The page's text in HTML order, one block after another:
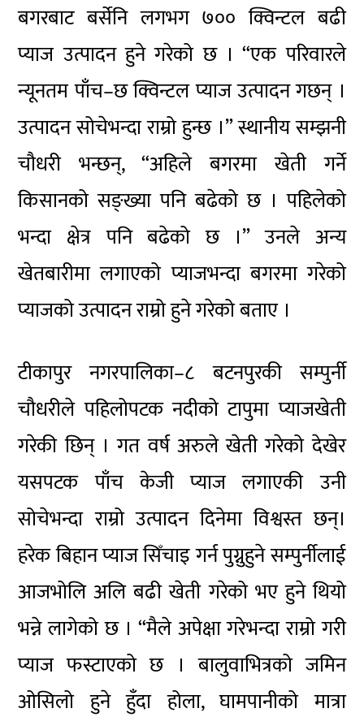
बगरबाट बर्सेनि लगभग ७०० क्विन्टल बढी
प्याज उत्पादन हुने गरेको छ । “एक परिवारले
न्यूनतम पाँच–छ क्विन्टल प्याज उत्पादन गछन् ।
उत्पादन सोचेभन्दा राम्रो हुन्छ ।” स्थानीय सम्झनी
चौधरी भन्छन्, “अहिले बगरमा खेती गर्ने
किसानको सङ्ख्या पनि बढेको छ । पहिलेको
भन्दा क्षेत्र पनि बढेको छ ।” उनले अन्य
खेतबारीमा लगाएको प्याजभन्दा बगरमा गरेको
प्याजको उत्पादन राम्रो हुने गरेको बताए ।
टीकापुर नगरपालिका–८ बटनपुरकी सम्पुर्नी
चौधरीले पहिलोपटक नदीको टापुमा प्याजखेती
गरेकी छिन् । गत वर्ष अरुले खेती गरेको देखेर
यसपटक पाँच केजी प्याज लगाएकी उनी
सोचेभन्दा राम्रो उत्पादन दिनेमा विश्वस्त छन्।
हरेक बिहान प्याज सिँचाइ गर्न पुग्नुहुने सम्पुर्नीलाई
आजभोलि अलि बढी खेती गरेको भए हुने थियो
भन्ने लागेको छ । “मैले अपेक्षा गरेभन्दा राम्रो गरी
प्याज फस्टाएको छ । बालुवाभित्रको जमिन
ओसिलो हुने हुँदा होला, घामपानीको मात्रा